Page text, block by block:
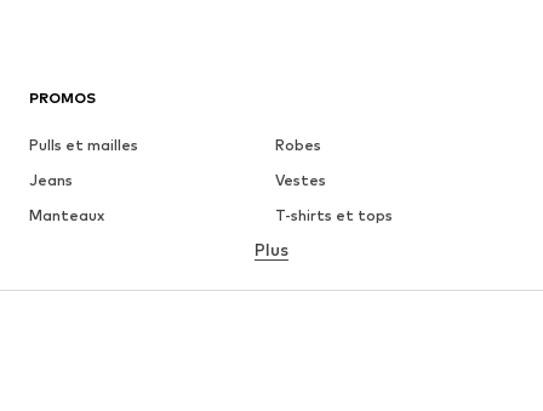
PROMOS
Pulls et mailles
Robes
Jeans
Vestes
Manteaux
T-shirts et tops
Lingerie
Jupes
Blouses et tuniques
Plus